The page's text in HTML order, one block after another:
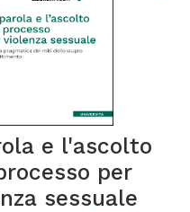
e l'ascolto
per
sessuale